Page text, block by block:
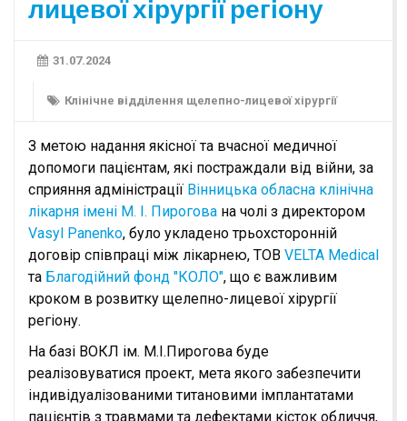
лицевої хірургії регіону
31.07.2024
Клінічне відділення щелепно-лицевої хірургії
З метою надання якісної та вчасної медичної
допомоги пацієнтам, які постраждали від війни, за
сприяння адміністрації Вінницька обласна клінічна
лікарня імені М. І. Пирогова на чолі з директором
Vasyl Panenko, було укладено трьохсторонній
договір співпраці між лікарнею, ТОВ VELTA Medical
та Благодійний фонд "КОЛО", що є важливим
кроком в розвитку щелепно-лицевої хірургії
регіону.
На базі ВОКЛ ім. М.І.Пирогова буде
реалізовуватися проект, мета якого забезпечити
індивідуалізованими титановими імплантатами
пацієнтів з травмами та дефектами кісток обличчя,